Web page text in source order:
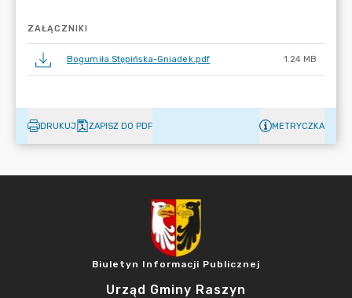
ZAŁĄCZNIKI
Bogumiła Stępińska-Gniadek.pdf 1.24 MB
DRUKUJ ZAPISZ DO PDF METRYCZKA
Biuletyn Informacji Publicznej
Urząd Gminy Raszyn